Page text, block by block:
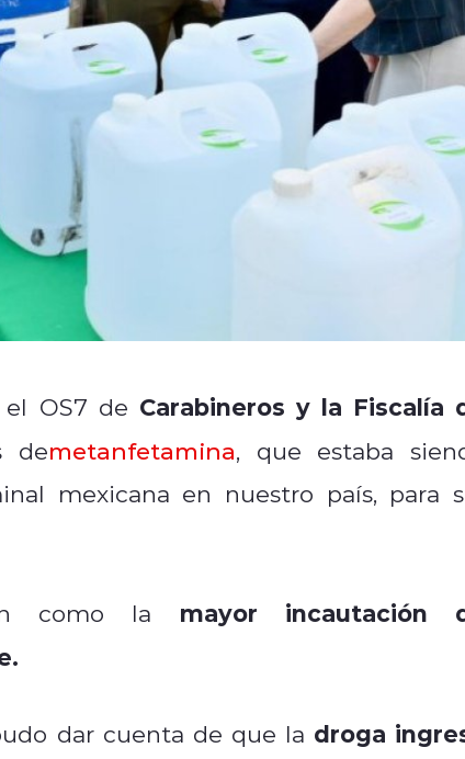
OS7 de Carabineros y la Fiscalía
demetanfetamina, que estaba
mexicana en nuestro país, para
como la mayor incautación
dar cuenta de que la droga